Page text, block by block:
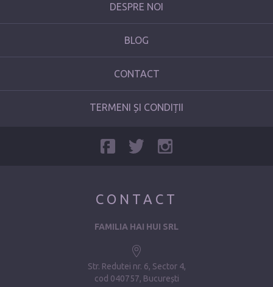
DESPRE NOI
BLOG
CONTACT
TERMENI ȘI CONDIȚII
CONTACT
FAMILIA HAI HUI SRL
Str. Redutei nr. 6, Sector 4
cod 040757, București